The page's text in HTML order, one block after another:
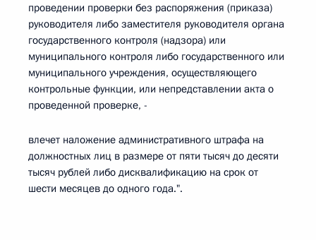
проведении проверки без распоряжения (приказа)
руководителя либо заместителя руководителя органа
государственного контроля (надзора) или
муниципального контроля либо государственного или
муниципального учреждения, осуществляющего
контрольные функции, или непредставлении акта о
проведенной проверке, -
влечет наложение административного штрафа на
должностных лиц в размере от пяти тысяч до десяти
тысяч рублей либо дисквалификацию на срок от
шести месяцев до одного года.".